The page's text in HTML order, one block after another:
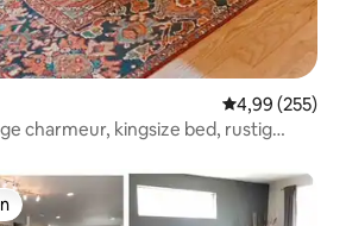
Gemiddelde
4,99 (255)
charmeur, kingsize bed, rustig